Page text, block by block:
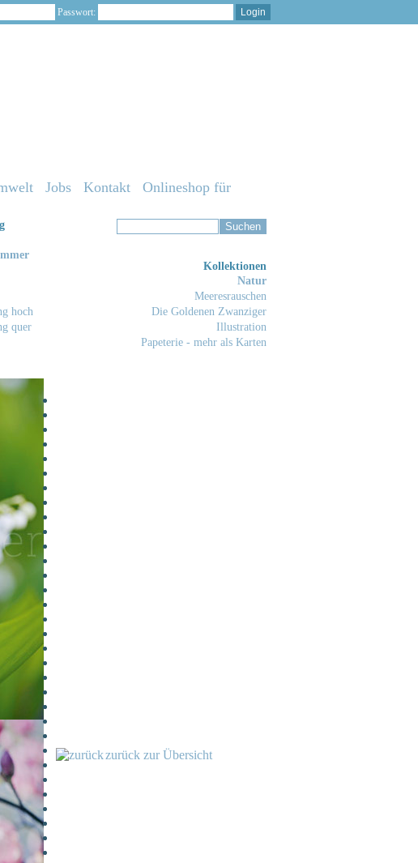
Passwort:
Jobs Kontakt
Onlineshop für
hoch
quer
Kollektionen
Natur
Meeresrauschen
Die Goldenen Zwanziger
Illustration
Papeterie - mehr als Karten
zurück zur Übersicht